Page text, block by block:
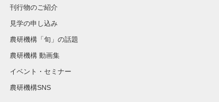
刊行物のご紹介
見学の申し込み
農研機構「旬」の話題
農研機構 動画集
イベント・セミナー
農研機構SNS